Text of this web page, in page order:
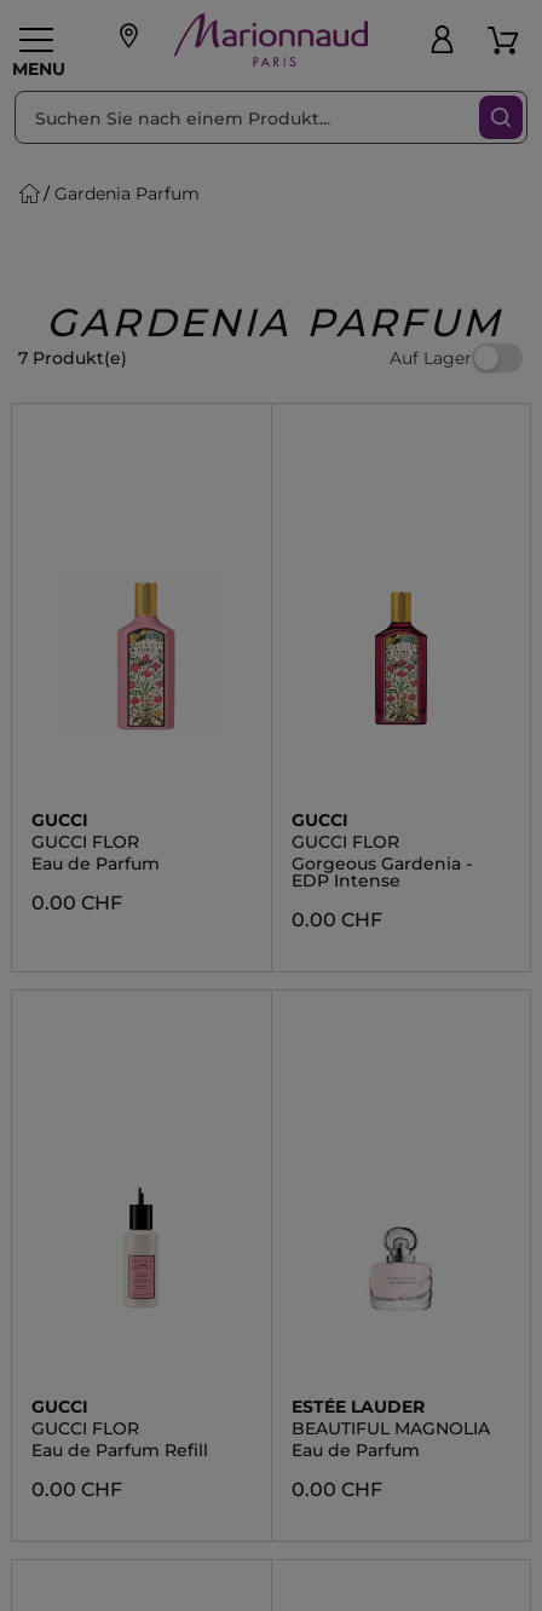
MENU
Geschenke PFLEGE
Beauty
Gardenia Parfum
GARDENIA PARFUM
7 Produkt(e) Auf Lager
sortieren nach Filter
GUCCI
GUCCI FLOR
Eau de Parfum
0.00 CHF
GUCCI
GUCCI FLOR
Gorgeous Gardenia -
EDP Intense
0.00 CHF
GUCCI
GUCCI FLOR
Eau de Parfum Refill
0.00 CHF
ESTÉE LAUDER
BEAUTIFUL MAGNOLIA
Eau de Parfum
0.00 CHF